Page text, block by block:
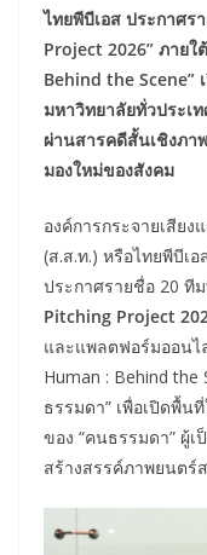
ไทยพีบีเอส ประกาศร
Project 2026” ภายใ
Behind the Scene”
มหาวิทยาลัยทั่วประเ
ผ่านสารคดีสั้นเชิงภา
มองใหม่ของสังคม
องค์การกระจายเสีย
(ส.ส.ท.) หรือไทยพีบีเ
ประกาศรายชื่อ 20 ที
Pitching Project
และแพลตฟอร์มออนไ
Human : Behind the
ธรรมดา” เพื่อเปิดพื้น
ของ “คนธรรมดา” ผู้
สร้างสรรค์ภาพยนตร์